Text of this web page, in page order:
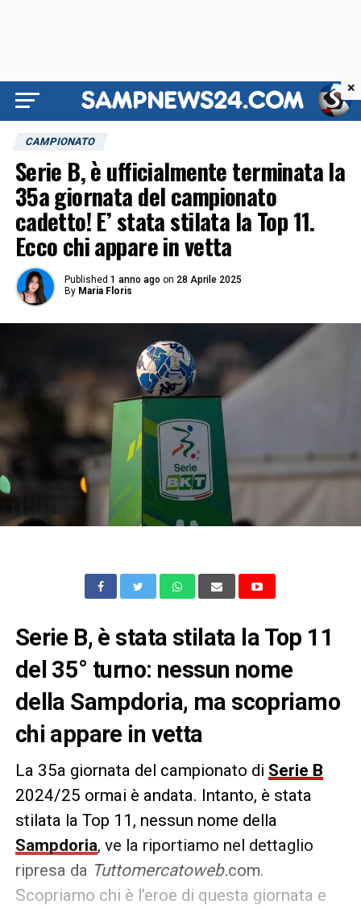
CAMPIONATO
Serie B, è ufficialmente terminata la
35a giornata del campionato
cadetto! E’ stata stilata la Top 11.
Ecco chi appare in vetta
Published 1 anno ago on 28 Aprile 2025
By Maria Floris
Serie B, è stata stilata la Top 11
del 35° turno: nessun nome
della Sampdoria, ma scopriamo
chi appare in vetta
La 35a giornata del campionato di Serie B
2024/25 ormai è andata. Intanto, è stata
stilata la Top 11, nessun nome della
Sampdoria, ve la riportiamo nel dettaglio
ripresa da Tuttomercatoweb.com.
Scopriamo chi è l’eroe di questa giornata e
×